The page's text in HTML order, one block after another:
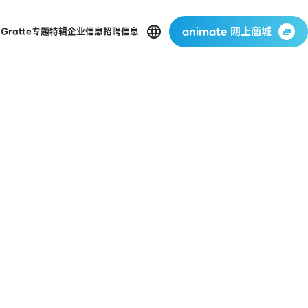
Gratte专题特辑企业信息招聘信息 animate 网上商城